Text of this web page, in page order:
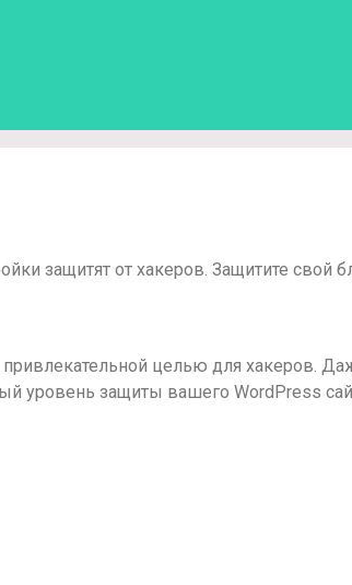
защитят от хакеров. Защитите свой
целью для хакеров.
уровень защиты вашего WordPress